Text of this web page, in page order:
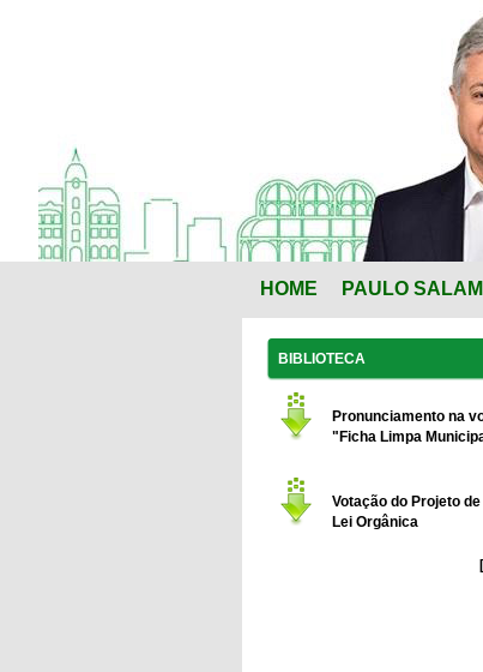
HOME PAULO
BIBLIOTECA
Pronunciamento na
"Ficha Limpa
Votação do Projeto
Lei Orgânica